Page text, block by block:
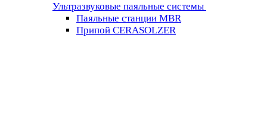
Ультразвуковые паяльные системы
Паяльные станции MBR
Припой CERASOLZER